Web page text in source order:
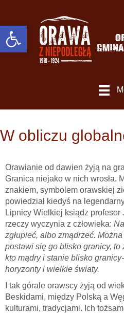
Otwórz Pasek narzędzi
W obliczu
Orawianie od dawien żyją na
Granica niejako w nich wrosła.
znakiem, symbolem orawskiej
powiedział kiedyś na
Lipnicy Wielkiej ksiądz profesor
rzeczy wyczynia z człowieka:
zgłupieć, albo zmądrzeć.
postawi się go blisko granicy, to
kto mądry i stanie blisko
horyzonty i wielkie światy.
I tak górale orawscy żyją od
Beskidami, między Polską a
kulturami, tradycjami. Ich